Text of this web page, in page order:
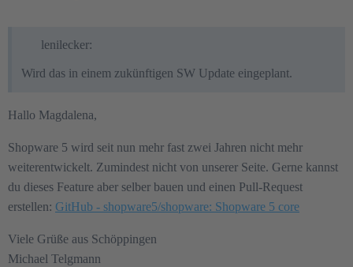
lenilecker:
Wird das in einem zukünftigen SW Update eingeplant.
Hallo Magdalena,
Shopware 5 wird seit nun mehr fast zwei Jahren nicht mehr
weiterentwickelt. Zumindest nicht von unserer Seite. Gerne kannst
du dieses Feature aber selber bauen und einen Pull-Request
erstellen: GitHub - shopware5/shopware: Shopware 5 core
Viele Grüße aus Schöppingen
Michael Telgmann